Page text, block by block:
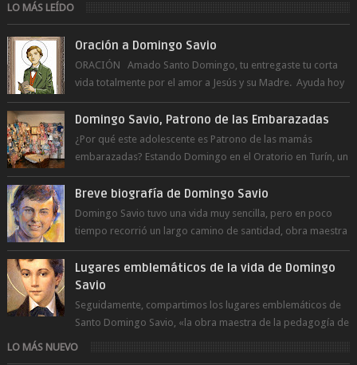
LO MÁS LEÍDO
Oración a Domingo Savio
ORACIÓN Amado Santo Domingo, tu entregaste tu corta
vida totalmente por el amor a Jesús y su Madre. Ayuda hoy
a la juventud para ...
Domingo Savio, Patrono de las Embarazadas
¿Por qué este adolescente es Patrono de las mamás
embarazadas? Estando Domingo en el Oratorio en Turín, un
día le pide a Don Bosco...
Breve biografía de Domingo Savio
Domingo Savio tuvo una vida muy sencilla, pero en poco
tiempo recorrió un largo camino de santidad, obra maestra
del Espíritu Santo y fr...
Lugares emblemáticos de la vida de Domingo
Savio
Seguidamente, compartimos los lugares emblemáticos de
Santo Domingo Savio, «la obra maestra de la pedagogía de
Don Bosco». San Giovann...
LO MÁS NUEVO